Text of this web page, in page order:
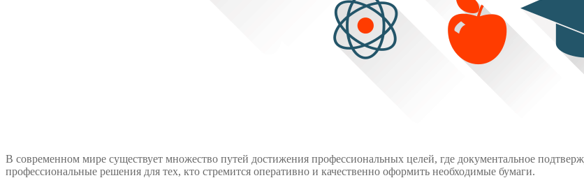
В современном мире существует множество путей достижения профессиональных целей, где документальное
профессиональные решения для тех, кто стремится оперативно и качественно оформить необходимые бумаги.